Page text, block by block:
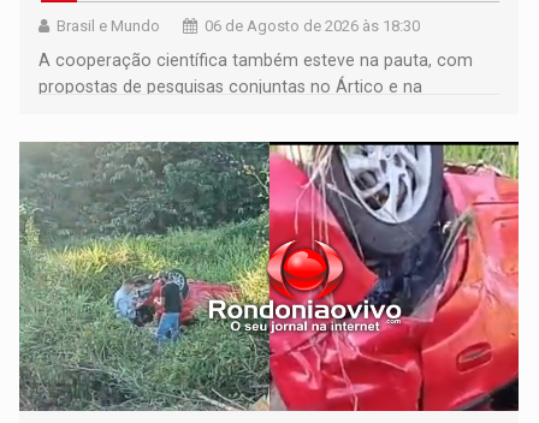
Brasil e Mundo 06 de Agosto de 2026 às 18:30
A cooperação científica também esteve na pauta, com
propostas de pesquisas conjuntas no Ártico e na